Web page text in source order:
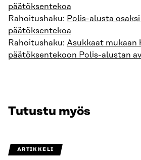
päätöksentekoa
Rahoitushaku: Polis-alusta
päätöksentekoa
Rahoitushaku: Asukkaat mukaan
päätöksentekoon Polis-alustan
Tutustu myös
ARTIKKELI